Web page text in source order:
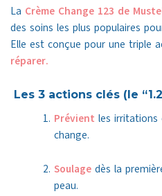
La Crème Change 123 de
des soins les plus populaires
Elle est conçue pour une triple
réparer.
Les 3 actions clés (le
Prévient les irritations
change.
Soulagedès la
peau.